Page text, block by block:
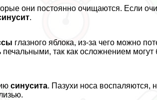
они постоянно очищаются. Если
.
глазного яблока, из-за чего можно
печальными, так как осложнением
синусита. Пазухи носа воспаляются,